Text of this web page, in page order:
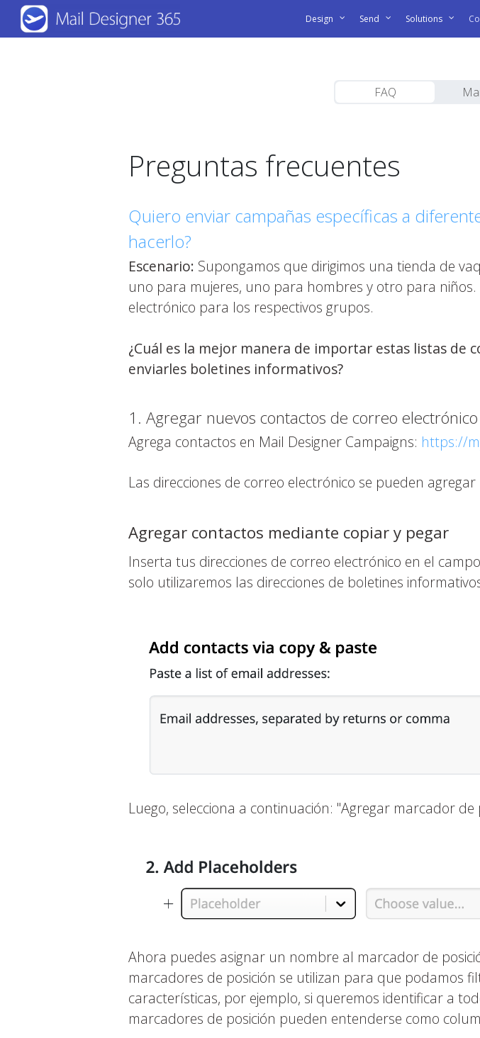
Skip
main
Design Send Solutions
FAQ
Preguntas frecuentes
Quiero enviar campañas específicas a
hacerlo?
Escenario: Supongamos que dirigimos una tienda de
uno para mujeres, uno para hombres y otro para
electrónico para los respectivos grupos.
¿Cuál es la mejor manera de importar estas listas de
enviarles boletines informativos?
1. Agregar nuevos contactos de correo electrónico
Agrega contactos en Mail Designer Campaigns: https://
Las direcciones de correo electrónico se pueden
Agregar contactos mediante copiar y pegar
Inserta tus direcciones de correo electrónico en el
solo utilizaremos las direcciones de boletines
Luego, selecciona a continuación: "Agregar marcador de
Ahora puedes asignar un nombre al marcador de
marcadores de posición se utilizan para que podamos
características, por ejemplo, si queremos identificar a
marcadores de posición pueden entenderse como